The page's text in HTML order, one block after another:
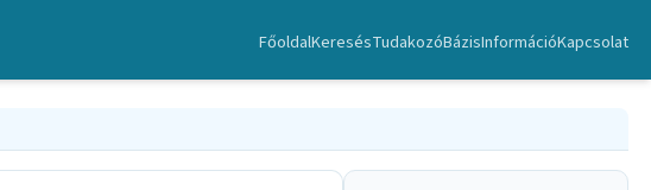
FőoldalKeresésTudakozóBázisInformációKapcsolat